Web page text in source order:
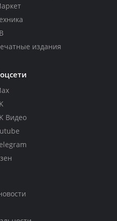
издания
Видео